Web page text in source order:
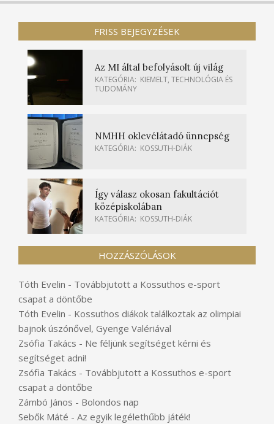
FRISS BEJEGYZÉSEK
Az MI által befolyásolt új világ
KATEGÓRIA: KIEMELT, TECHNOLÓGIA ÉS
TUDOMÁNY
NMHH oklevélátadó ünnepség
KATEGÓRIA: KOSSUTH-DIÁK
Így válasz okosan fakultációt
középiskolában
KATEGÓRIA: KOSSUTH-DIÁK
HOZZÁSZÓLÁSOK
Tóth Evelin - Továbbjutott a Kossuthos e-sport
csapat a döntőbe
Tóth Evelin - Kossuthos diákok találkoztak az olimpiai
bajnok úszónővel, Gyenge Valériával
Zsófia Takács - Ne féljünk segítséget kérni és
segítséget adni!
Zsófia Takács - Továbbjutott a Kossuthos e-sport
csapat a döntőbe
Zámbó János - Bolondos nap
Sebők Máté - Az egyik legélethűbb játék!